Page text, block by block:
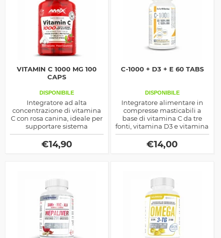
VITAMIN C 1000 MG 100
CAPS
DISPONIBILE
Integratore ad alta
concentrazione di vitamina
C con rosa canina, ideale per
supportare sistema
immunitario, produzione di
collagene e protezione dallo
stress ossidativo.
€14,90
C-1000 + D3 + E 60 TABS
DISPONIBILE
Integratore alimentare in
compresse masticabili a
base di vitamina C da tre
fonti, vitamina D3 e vitamina
E, ideale per integrare
vitamine essenziali e
sostenere il benessere
€14,00